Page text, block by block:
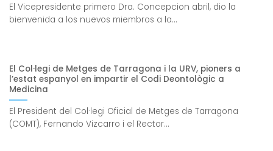
El Vicepresidente primero Dra. Concepcion abril, dio la
bienvenida a los nuevos miembros a la...
El Col·legi de Metges de Tarragona i la URV, pioners a
l’estat espanyol en impartir el Codi Deontològic a
Medicina
El President del Col·legi Oficial de Metges de Tarragona
(COMT), Fernando Vizcarro i el Rector...